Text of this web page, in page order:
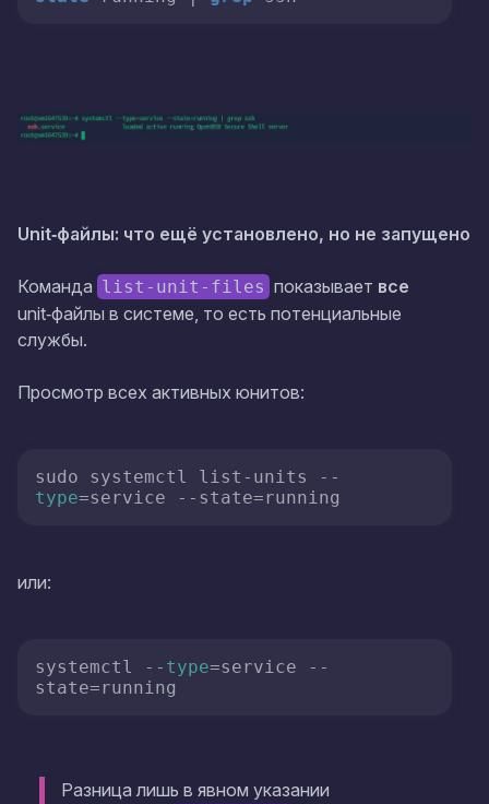
Unit‑файлы: что ещё установлено, но не запущено
Команда list-unit-files показывает все
unit‑файлы в системе, то есть потенциальные
службы.
Просмотр всех активных юнитов:
sudo systemctl list-units --
type=service --state=running
или:
systemctl -- type=service --
state=running
Разница лишь в явном указании